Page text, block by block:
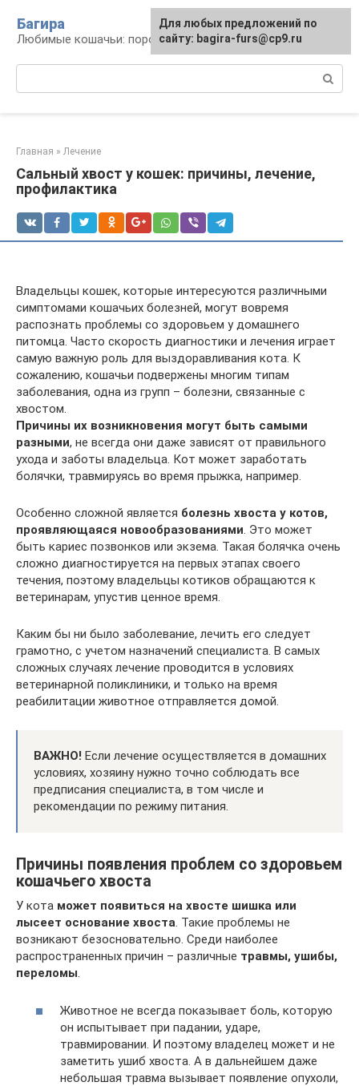
контенту
Багира
Любимые кошачьи: породы, содержание, уход
Главная » Лечение
Сальный хвост у кошек: причины, лечение,
профилактика
Владельцы кошек, которые интересуются различными
симптомами кошачьих болезней, могут вовремя
распознать проблемы со здоровьем у домашнего
питомца. Часто скорость диагностики и лечения играет
самую важную роль для выздоравливания кота. К
сожалению, кошачьи подвержены многим типам
заболевания, одна из групп – болезни, связанные с
хвостом.
Причины их возникновения могут быть самыми
разными, не всегда они даже зависят от правильного
ухода и заботы владельца. Кот может заработать
болячки, травмируясь во время прыжка, например.
Особенно сложной является болезнь хвоста у котов,
проявляющаяся новообразованиями. Это может
быть кариес позвонков или экзема. Такая болячка очень
сложно диагностируется на первых этапах своего
течения, поэтому владельцы котиков обращаются к
ветеринарам, упустив ценное время.
Каким бы ни было заболевание, лечить его следует
грамотно, с учетом назначений специалиста. В самых
сложных случаях лечение проводится в условиях
ветеринарной поликлиники, и только на время
реабилитации животное отправляется домой.
ВАЖНО! Если лечение осуществляется в домашних
условиях, хозяину нужно точно соблюдать все
предписания специалиста, в том числе и
рекомендации по режиму питания.
Причины появления проблем со здоровьем
кошачьего хвоста
У кота может появиться на хвосте шишка или
лысеет основание хвоста. Такие проблемы не
возникают безосновательно. Среди наиболее
распространенных причин – различные травмы, ушибы,
переломы.
Животное не всегда показывает боль, которую
он испытывает при падании, ударе,
травмировании. И поэтому владелец может и не
заметить ушиб хвоста. А в дальнейшем даже
небольшая травма вызывает появление опухоли,
Для любых предложений по
сайту: bagira-furs@cp9.ru